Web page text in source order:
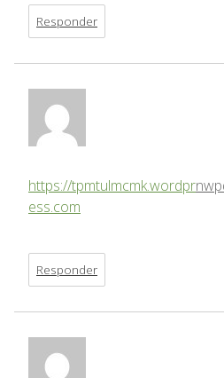
Responder
https://tpmtulmcmk.wordpr
ess.com
Responder